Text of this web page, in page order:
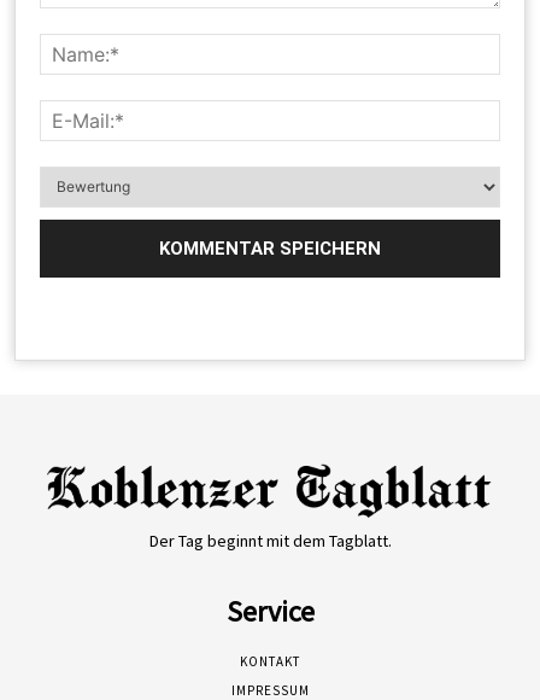
Der Tag beginnt mit dem Tagblatt.
Service
KONTAKT
IMPRESSUM